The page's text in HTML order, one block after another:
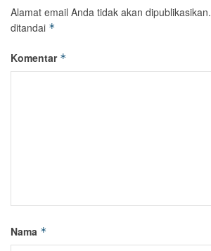
Alamat email Anda tidak akan dipublikasikan.
ditandai *
Komentar *
Nama *